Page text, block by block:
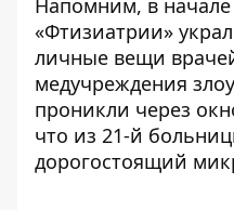
Напомним, в начале
«Фтизиатрии»
личные вещи
медучреждения
проникли через
что из 21-й
дорогостоящий